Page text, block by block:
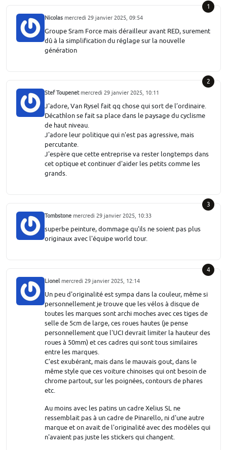
1
Nicolas mercredi 29 janvier 2025, 09:54
Groupe Sram Force mais dérailleur avant RED, surement
dû à la simplification du réglage sur la nouvelle
génération
2
Stef Toupenetmercredi 29 janvier 2025, 10:11
J'adore, Van Rysel fait qq chose qui sort de l’ordinaire.
Décathlon se fait sa place dans le paysage du cyclisme
de haut niveau.
J'adore leur politique qui n'est pas agressive, mais
percutante.
J'espère que cette entreprise va rester longtemps dans
cet optique et continuer d'aider les petits comme les
grands.
3
Tombstone mercredi 29 janvier 2025, 10:33
superbe peinture, dommage qu'ils ne soient pas plus
originaux avec l'équipe world tour.
4
Lionel mercredi 29 janvier 2025, 12:14
Un peu d'originalité est sympa dans la couleur, même si
personnellement je trouve que les vélos à disque de
toutes les marques sont archi moches avec ces tiges de
selle de 5cm de large, ces roues hautes (je pense
personnellement que l'UCI devrait limiter la hauteur des
roues à 50mm) et ces cadres qui sont tous similaires
entre les marques.
C'est exubérant, mais dans le mauvais gout, dans le
même style que ces voiture chinoises qui ont besoin de
chrome partout, sur les poignées, contours de phares
etc.
Au moins avec les patins un cadre Xelius SL ne
ressemblait pas à un cadre de Pinarello, ni d'une autre
marque et on avait de l'originalité avec des modèles qui
n'avaient pas juste les stickers qui changent.